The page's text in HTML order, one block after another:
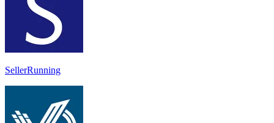
SellerRunning